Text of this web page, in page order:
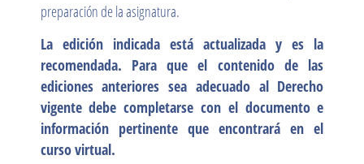
preparación de la asignatura.
La edición indicada está actualizada y es la
recomendada. Para que el contenido de las
ediciones anteriores sea adecuado al Derecho
vigente debe completarse con el documento e
información pertinente que encontrará en el
curso virtual.